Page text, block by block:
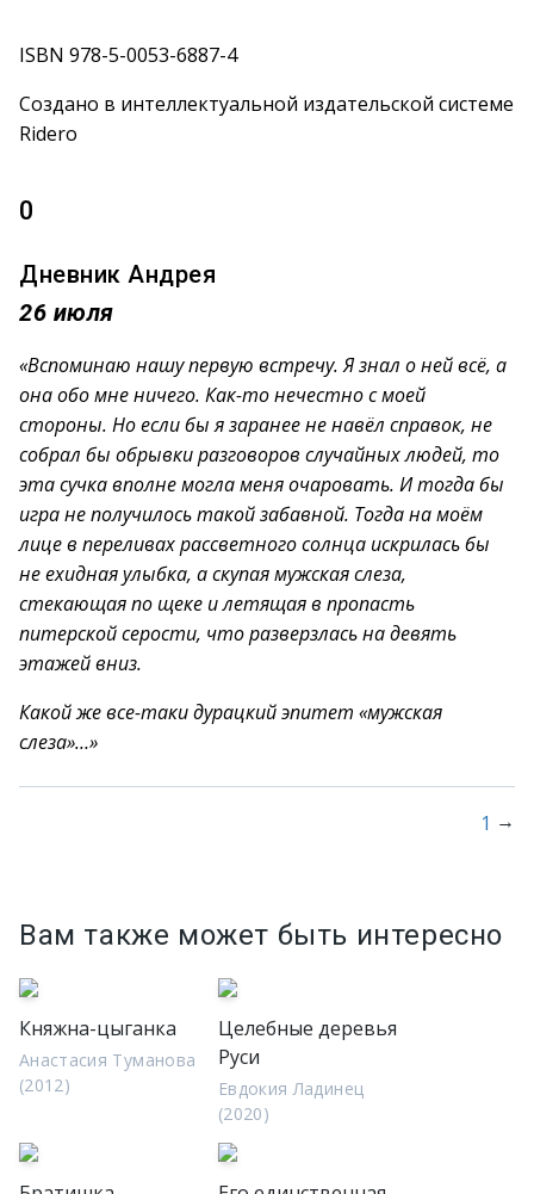
ISBN 978-5-0053-6887-4
Создано в интеллектуальной издательской системе
Ridero
0
Дневник Андрея
26 июля
«Вспоминаю нашу первую встречу. Я знал о ней всё, а
она обо мне ничего. Как-то нечестно с моей
стороны. Но если бы я заранее не навёл справок, не
собрал бы обрывки разговоров случайных людей, то
эта сучка вполне могла меня очаровать. И тогда бы
игра не получилось такой забавной. Тогда на моём
лице в переливах рассветного солнца искрилась бы
не ехидная улыбка, а скупая мужская слеза,
стекающая по щеке и летящая в пропасть
питерской серости, что разверзлась на девять
этажей вниз.
Какой же все-таки дурацкий эпитет «мужская
слеза»…»
1 →
Вам также может быть интересно
Княжна-цыганка
Анастасия Туманова
(2012)
Целебные деревья
Руси
Евдокия Ладинец
(2020)